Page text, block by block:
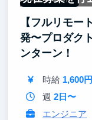
するとインタ
のキャリアへ
事を見れるよ
働くインター
いと思います
【フルリモー
発〜プロダク
ンターン！
時給 1,600
週 2日〜
エンジニア